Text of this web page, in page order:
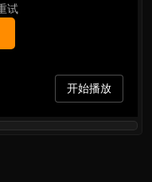
试
开始播放